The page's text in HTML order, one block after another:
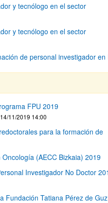
y tecnólogo en el sector
y tecnólogo en el sector
de personal investigador en
FPU 2019
11/2019 14:00
para la formación de
(AECC Bizkaia) 2019
Investigador No Doctor
Fundación Tatiana Pérez de